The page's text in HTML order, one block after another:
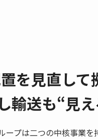
見直して
輸送も“見
は二つの中核事業を